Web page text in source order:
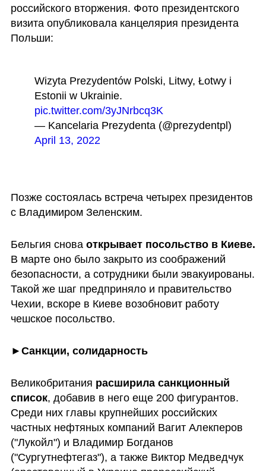
российского вторжения. Фото президентского
визита опубликовала канцелярия президента
Польши:
Wizyta Prezydentów Polski, Litwy, Łotwy i
pic.twitter.com/3yJNrbcq3K
April 13, 2022
Позже состоялась встреча четырех президентов
с Владимиром Зеленским.
Бельгия снова открывает посольство в Киеве.
В марте оно было закрыто из соображений
безопасности, а сотрудники были эвакуированы.
Такой же шаг предприняло и правительство
Чехии, вскоре в Киеве возобновит работу
чешское посольство.
►Санкции, солидарность
Великобритания расширила санкционный
список, добавив в него еще 200 фигурантов.
Среди них главы крупнейших российских
частных нефтяных компаний Вагит Алекперов
("Лукойл") и Владимир Богданов
("Сургутнефтегаз"), а также Виктор Медведчук